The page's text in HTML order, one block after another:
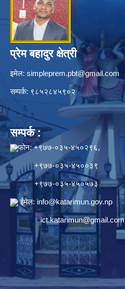
प्रेम बहादुर क्षेत्री
इमेल: simpleprem.pbt@gmail.com
सम्पर्क: ९८५२८४५९०२
सम्पर्क :
फोन: +९७७-०३५-४५०२९६,
+९७७-०३५-४५००३९
+९७७-०३५-४५०५७३
ईमेल: info@katarimun.gov.np
ict.katarimun@gmail.com